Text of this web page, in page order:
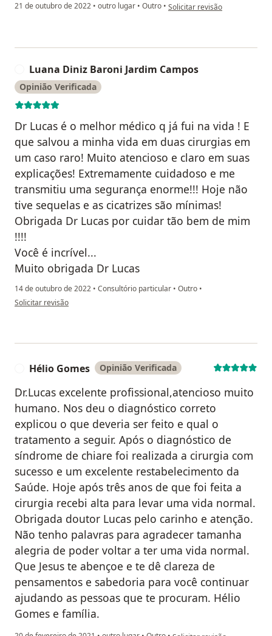
21 de outubro de 2022 • outro lugar • Outro • na opinião do utilizador Maria
Solicitar revisão
Luana Diniz Baroni Jardim Campos
Opinião Verificada
Dr Lucas é o melhor médico q já fui na vida ! E
que salvou a minha vida em duas cirurgias em
um caso raro! Muito atencioso e claro em suas
explicações! Extremamente cuidadoso e me
transmitiu uma segurança enorme!!! Hoje não
tive sequelas e as cicatrizes são mínimas!
Obrigada Dr Lucas por cuidar tão bem de mim
!!!!
Você é incrível...
Muito obrigada Dr Lucas
14 de outubro de 2022 • Consultório particular • Outro •
na opinião do utilizador Luana Diniz Baroni Jardim Campos
Solicitar revisão
Hélio Gomes Opinião Verificada
Dr.Lucas excelente profissional,atencioso muito
humano. Nos deu o diagnóstico correto
explicou o que deveria ser feito e qual o
tratamento a seguir. Após o diagnóstico de
síndrome de chiare foi realizada a cirurgia com
sucesso e um excelente restabelecimento da
Saúde. Hoje após três anos de que foi feita a
cirurgia recebi alta para levar uma vida normal.
Obrigada doutor Lucas pelo carinho e atenção.
Não tenho palavras para agradecer tamanha
alegria de poder voltar a ter uma vida normal.
Que Jesus te abençoe e te dê clareza de
pensamentos e sabedoria para você continuar
ajudando as pessoas que te procuram. Hélio
Gomes e família.
na opinião do utilizador Hélio